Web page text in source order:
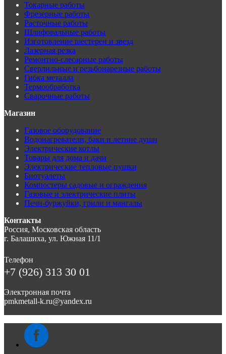
Токарные работы
Фрезерные работы
Расточные работы
Шлифовальные работы
Изготовление шестерен и звезд
Лазерная резка
Ремонтно-слесарные работы
Сверлильные и резьбонарезные работы
Гибка металла
Термообработка
Сварочные работы
Магазин
Газовое оборудование
Водонагреватели, баки и летние души
Электрические котлы
Товары для дома и дачи
Электрические тепловые пушки
Биотуалеты
Компостеры садовые и ограждения
Газовые и электрические плиты
Печи-буржуйки, грили и мангалы
Контакты
Россия, Московская область
г. Балашиха, ул. Южная 11/1
Телефон
+7 (926) 313 30 01
Электронная почта
pmkmetall-k.ru@yandex.ru